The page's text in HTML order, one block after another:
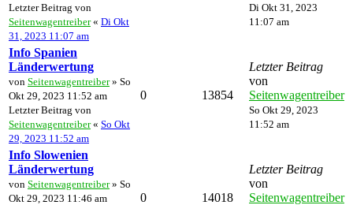
Letzter Beitrag von
Seitenwagentreiber« Di Okt
31, 2023 11:07 am
Di Okt 31, 2023
11:07 am
Info Spanien
Länderwertung
von Seitenwagentreiber» So
Okt 29, 2023 11:52 am
Letzter Beitrag von
Seitenwagentreiber« So Okt
29, 2023 11:52 am
0 13854
Letzter Beitrag
von
Seitenwagentreiber
So Okt 29, 2023
11:52 am
Info Slowenien
Länderwertung
von Seitenwagentreiber» So
Okt 29, 2023 11:46 am
0 14018
Letzter Beitrag
von
Seitenwagentreiber